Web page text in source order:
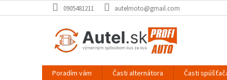
na
0905481211 autelmoto@gmail.com
Poradím vám Časti alternátora Časti